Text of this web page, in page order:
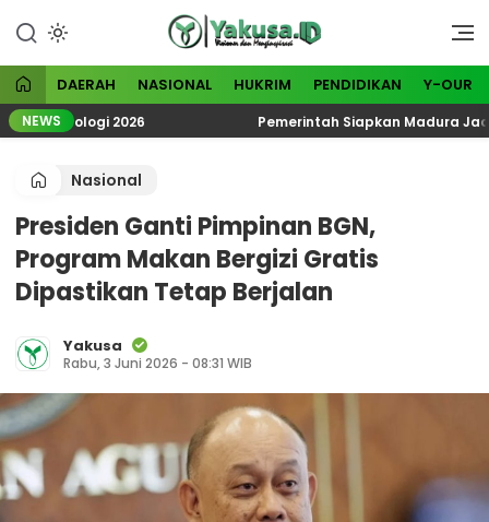
konten
Yakusa
Visioner dan Menginspirasi
DAERAH NASIONAL HUKRIM PENDIDIKAN Y-OUR
NEWS 2026 Pemerintah Siapkan Madura Jadi
Nasional
Presiden Ganti Pimpinan BGN,
Program Makan Bergizi Gratis
Dipastikan Tetap Berjalan
Yakusa
Rabu, 3 Juni 2026 - 08:31 WIB